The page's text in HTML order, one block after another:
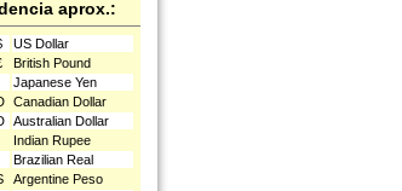
aprox.:
US Dollar
British Pound
Japanese Yen
Canadian Dollar
Australian Dollar
Indian Rupee
Brazilian Real
Argentine Peso